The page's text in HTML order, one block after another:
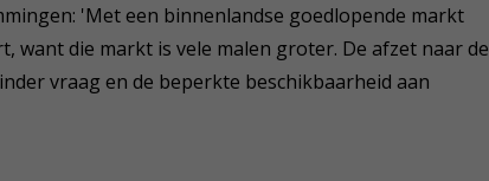
'Met een binnenlandse goedlopende markt
want die markt is vele malen groter. De afzet naar de
vraag en de beperkte beschikbaarheid aan